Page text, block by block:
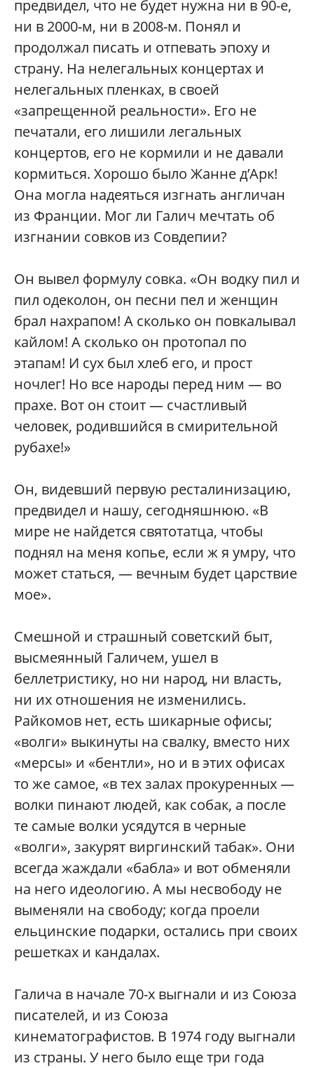
предвидел, что не будет нужна ни в 90-е,
ни в 2000-м, ни в 2008-м. Понял и
продолжал писать и отпевать эпоху и
страну. На нелегальных концертах и
нелегальных пленках, в своей
«запрещенной реальности». Его не
печатали, его лишили легальных
концертов, его не кормили и не давали
кормиться. Хорошо было Жанне д’Арк!
Она могла надеяться изгнать англичан
из Франции. Мог ли Галич мечтать об
изгнании совков из Совдепии?
Он вывел формулу совка. «Он водку пил и
пил одеколон, он песни пел и женщин
брал нахрапом! А сколько он повкалывал
кайлом! А сколько он протопал по
этапам! И сух был хлеб его, и прост
ночлег! Но все народы перед ним — во
прахе. Вот он стоит — счастливый
человек, родившийся в смирительной
рубахе!»
Он, видевший первую ресталинизацию,
предвидел и нашу, сегодняшнюю. «В
мире не найдется святотатца, чтобы
поднял на меня копье, если ж я умру, что
может статься, — вечным будет царствие
мое».
Смешной и страшный советский быт,
высмеянный Галичем, ушел в
беллетристику, но ни народ, ни власть,
ни их отношения не изменились.
Райкомов нет, есть шикарные офисы;
«волги» выкинуты на свалку, вместо них
«мерсы» и «бентли», но и в этих офисах
то же самое, «в тех залах прокуренных —
волки пинают людей, как собак, а после
те самые волки усядутся в черные
«волги», закурят виргинский табак». Они
всегда жаждали «бабла» и вот обменяли
на него идеологию. А мы несвободу не
выменяли на свободу; когда проели
ельцинские подарки, остались при своих
решетках и кандалах.
Галича в начале 70-х выгнали и из Союза
писателей, и из Союза
кинематографистов. В 1974 году выгнали
из страны. У него было еще три года